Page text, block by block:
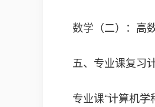
数学（二）：高
五、专业课复习
专业课“计算机